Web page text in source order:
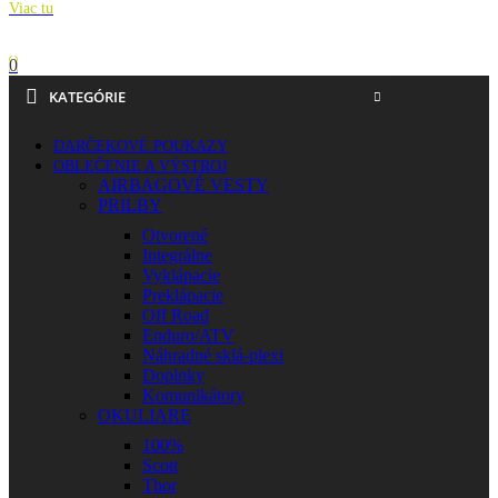
Viac tu
0
KATEGÓRIE
DARČEKOVÉ POUKAZY
OBLEČENIE A VÝSTROJ
AIRBAGOVÉ VESTY
PRILBY
Otvorené
Integrálne
Vyklápacie
Preklápacie
Off Road
Enduro/ATV
Náhradné sklá-plexi
Doplnky
Komunikátory
OKULIARE
100%
Scott
Thor